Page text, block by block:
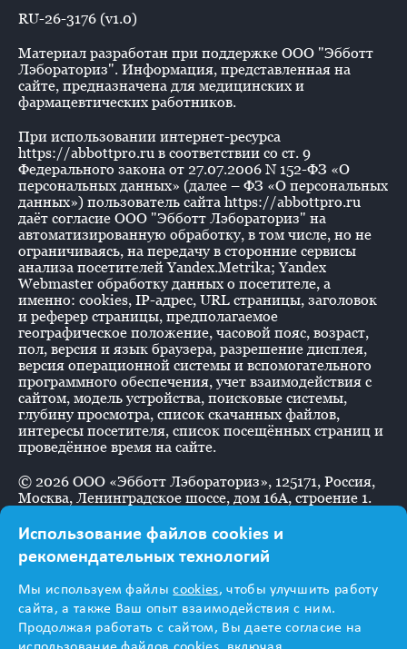
RU-26-3176 (v1.0)
Материал разработан при поддержке ООО "Эбботт
Лэбораториз". Информация, представленная на
сайте, предназначена для медицинских и
фармацевтических работников.
При использовании интернет-ресурса
https://abbottpro.ru в соответствии со ст. 9
Федерального закона от 27.07.2006 N 152-ФЗ «О
персональных данных» (далее – ФЗ «О персональных
данных») пользователь сайта https://abbottpro.ru
даёт согласие ООО "Эбботт Лэбораториз" на
автоматизированную обработку, в том числе, но не
ограничиваясь, на передачу в сторонние сервисы
анализа посетителей Yandex.Metrika; Yandex
Webmaster обработку данных о посетителе, а
именно: cookies, IP-адрес, URL страницы, заголовок
и реферер страницы, предполагаемое
географическое положение, часовой пояс, возраст,
пол, версия и язык браузера, разрешение дисплея,
версия операционной системы и вспомогательного
программного обеспечения, учет взаимодействия с
сайтом, модель устройства, поисковые системы,
глубину просмотра, список скачанных файлов,
интересы посетителя, список посещённых страниц и
проведённое время на сайте.
© 2026 ООО «Эбботт Лэбораториз», 125171, Россия,
Москва, Ленинградское шоссе, дом 16А, строение 1.
Информация
предназначена для
Использование файлов cookies и
рекомендательных технологий
Мы используем файлыcookies, чтобы улучшить работу
сайта, а также Ваш опыт взаимодействия с ним.
Продолжая работать с сайтом, Вы даете согласие на